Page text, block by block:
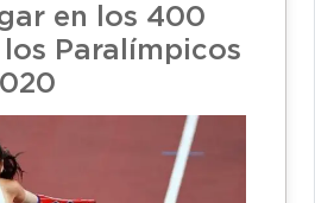
en los 400
Paralímpicos